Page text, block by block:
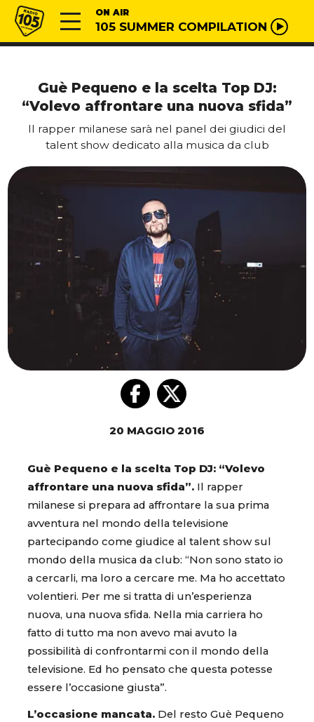
Vai al contenuto
Radio 105 ON AIR
105 SUMMER COMPILATION
Guè Pequeno e la scelta Top DJ:
“Volevo affrontare una nuova sfida”
Il rapper milanese sarà nel panel dei giudici del
talent show dedicato alla musica da club
20 MAGGIO 2016
Guè Pequeno e la scelta Top DJ: “Volevo
affrontare una nuova sfida”. Il rapper
milanese si prepara ad affrontare la sua prima
avventura nel mondo della televisione
partecipando come giudice al talent show sul
mondo della musica da club: “Non sono stato io
a cercarli, ma loro a cercare me. Ma ho accettato
volentieri. Per me si tratta di un’esperienza
nuova, una nuova sfida. Nella mia carriera ho
fatto di tutto ma non avevo mai avuto la
possibilità di confrontarmi con il mondo della
televisione. Ed ho pensato che questa potesse
essere l’occasione giusta”.
L’occasione mancata. Del resto Guè Pequeno